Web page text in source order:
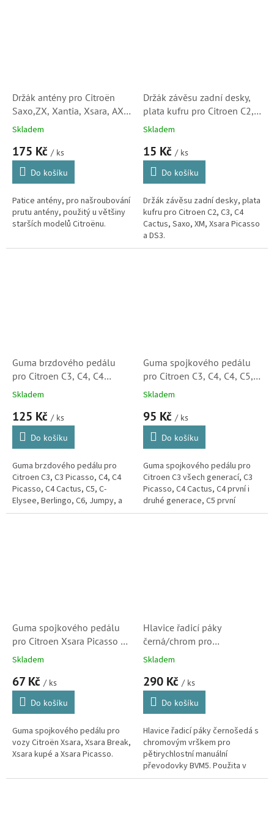
Držák antény pro Citroën
Saxo,ZX, Xantia, Xsara, AX,
Berlingo, Jumpy, C15, XM,
S2
Skladem
175 Kč / ks
Do košíku
Patice antény, pro našroubování
prutu antény, použitý u většiny
starších modelů Citroënu.
Držák závěsu zadní desky,
plata kufru pro Citroen C2,
C3, C4 Cactus, Saxo, XM,
(Peugeot, 699218)
Skladem
15 Kč / ks
Do košíku
Držák závěsu zadní desky, plata
kufru pro Citroen C2, C3, C4
Cactus, Saxo, XM, Xsara Picasso
a DS3.
Guma brzdového pedálu
pro Citroen C3, C4, C4
Picasso, C5, C-Elysee,
(450421, 450417, 25509,
FT13066, 188788, M6183)
Skladem
125 Kč / ks
Do košíku
Guma brzdového pedálu pro
Citroen C3, C3 Picasso, C4, C4
Picasso, C4 Cactus, C5, C-
Elysee, Berlingo, C6, Jumpy, a
C8. (Peugeot 2008, 207, 208,
Guma spojkového pedálu
pro Citroen C3, C4, C4, C5,
C6, C-Elysee, DS3, DS4
38943) S2
Skladem
95 Kč / ks
Do košíku
Guma spojkového pedálu pro
Citroen C3 všech generací, C3
Picasso, C4 Cactus, C4 první i
druhé generace, C5 první
generace, C6, C-Elyseé, DS3 a
Guma spojkového pedálu
pro Citroen Xsara Picasso a
Xsara (213015, 591173,
Skladem
67 Kč / ks
Do košíku
Guma spojkového pedálu pro
vozy Citroën Xsara, Xsara Break,
Xsara kupé a Xsara Picasso.
Hlavice řadicí páky
černá/chrom pro
převodovky BVM5 Citroen -
65000, 280600)
Skladem
290 Kč / ks
Do košíku
Hlavice řadicí páky černošedá s
chromovým vrškem pro
pětirychlostní manuální
převodovky BVM5. Použita v
modelech Citroen C2,C3, C4, C4